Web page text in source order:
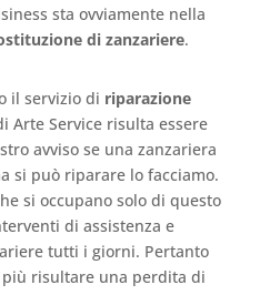
sta ovviamente nella
di zanzariere.
il servizio di riparazione
Arte Service risulta essere
avviso se una zanzariera
si può riparare lo facciamo.
si occupano solo di questo
di assistenza e
tutti i giorni. Pertanto
risultare una perdita di